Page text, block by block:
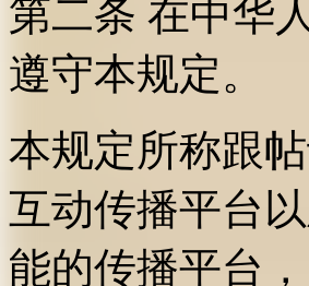
第二条 在中华
遵守本规定。
本规定所称跟
互动传播平台
能的传播平台